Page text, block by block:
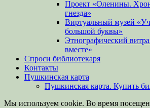
Проект «Оленины.
гнезда»
Виртуальный музей
большой буквы»
Этнографический
вместе»
Спроси библиотекаря
Контакты
Пушкинская карта
Пушкинская карта. Купить
Мы используем cookie. Во время